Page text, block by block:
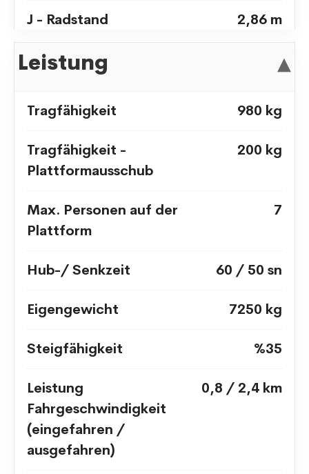
J - Radstand 2,86 m
Bodenfreiheit 30 cm
Leistung ▾
Tragfähigkeit 980 kg
Tragfähigkeit -
Plattformausschub
200 kg
Max. Personen auf der
Plattform
7
Hub-/ Senkzeit 60 / 50 sn
Eigengewicht 7250 kg
Steigfähigkeit %35
Leistung
Fahrgeschwindigkeit
(eingefahren /
ausgefahren)
0,8 / 2,4 km